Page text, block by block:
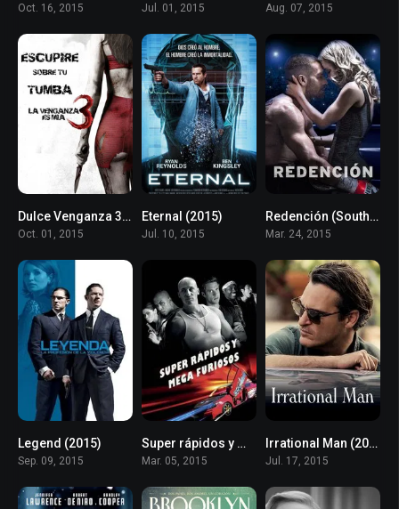
Oct. 16, 2015 Jul. 01, 2015 Aug. 07, 2015
5.1Dulce Venganza 3: La Venganza es Mía (2015)
Oct. 01, 2015
Eternal (2015)
Jul. 10, 2015
7.3Redención (Southpaw) (2015)
Mar. 24, 2015
Legend (2015)
Sep. 09, 2015
4.2
Super rápidos y mega furiosos (2015)
Mar. 05, 2015
6.6Irrational Man (2015)
Jul. 17, 2015